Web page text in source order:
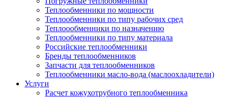
Теплообменники по мощности
Теплообменники по типу рабочих сред
Теплоообменники по назначению
Теплообменники по типу материала
Российские теплообменники
Бренды теплообменников
Запчасти для теплообменников
Теплообменники масло-вода (маслоохладители)
Услуги
Расчет кожухотрубного теплообменника